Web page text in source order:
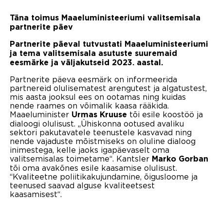
Täna toimus Maaeluministeeriumi valitsemisala
partnerite päev
Partnerite päeval tutvustati Maaeluministeeriumi
ja tema valitsemisala asutuste suuremaid
eesmärke ja väljakutseid 2023. aastal.
Partnerite päeva eesmärk on informeerida
partnereid olulisematest arengutest ja algatustest,
mis aasta jooksul ees on ootamas ning kuidas
nende raames on võimalik kaasa rääkida.
Maaeluminister Urmas Kruuse tõi esile koostöö ja
dialoogi olulisust. „Ühiskonna ootused avaliku
sektori pakutavatele teenustele kasvavad ning
nende vajaduste mõistmiseks on oluline dialoog
inimestega, kelle jaoks igapäevaselt oma
valitsemisalas toimetame“. Kantsler Marko Gorban
tõi oma avakõnes esile kaasamise olulisust.
“Kvaliteetne poliitikakujundamine, õigusloome ja
teenused saavad alguse kvaliteetsest
kaasamisest“.